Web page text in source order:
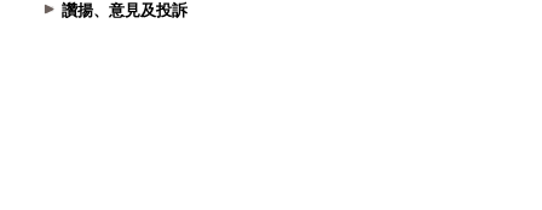
讚揚、意見及投訴